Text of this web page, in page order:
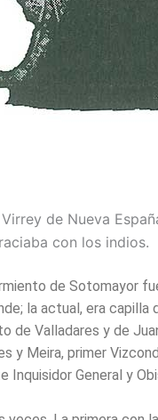
de Nueva
con los indios.
de Sotomayor
la actual, era capilla
de Valladares y de
y Meira, primer
Inquisidor General y